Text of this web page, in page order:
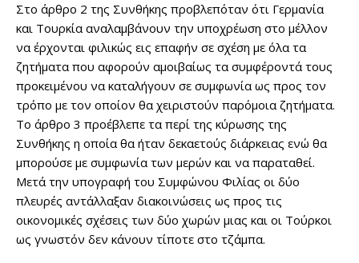
Στο άρθρο 2 της Συνθήκης προβλεπόταν ότι Γερμανία
και Τουρκία αναλαμβάνουν την υποχρέωση στο μέλλον
να έρχονται φιλικώς εις επαφήν σε σχέση με όλα τα
ζητήματα που αφορούν αμοιβαίως τα συμφέροντά τους
προκειμένου να καταλήγουν σε συμφωνία ως προς τον
τρόπο με τον οποίον θα χειριστούν παρόμοια ζητήματα.
Το άρθρο 3 προέβλεπε τα περί της κύρωσης της
Συνθήκης η οποία θα ήταν δεκαετούς διάρκειας ενώ θα
μπορούσε με συμφωνία των μερών και να παραταθεί.
Μετά την υπογραφή του Συμφώνου Φιλίας οι δύο
πλευρές αντάλλαξαν διακοινώσεις ως προς τις
οικονομικές σχέσεις των δύο χωρών μιας και οι Τούρκοι
ως γνωστόν δεν κάνουν τίποτε στο τζάμπα.